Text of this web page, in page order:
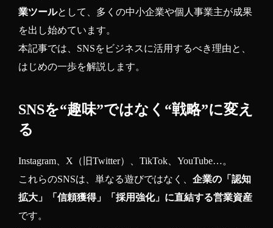
業ツールとして、多くの中小企業や個人事業主が成果
を出し始めています。
本記事では、SNSをビジネスに活用するべき理由と、
はじめの一歩を解説します。
SNSを“趣味”ではなく“戦略”に変え
る
Instagram、X（旧Twitter）、TikTok、YouTube…。
これらのSNSは、単なる遊びではなく、 企業の「認知
拡大」「信頼獲得」「採用強化」に直結する営業資産
です。